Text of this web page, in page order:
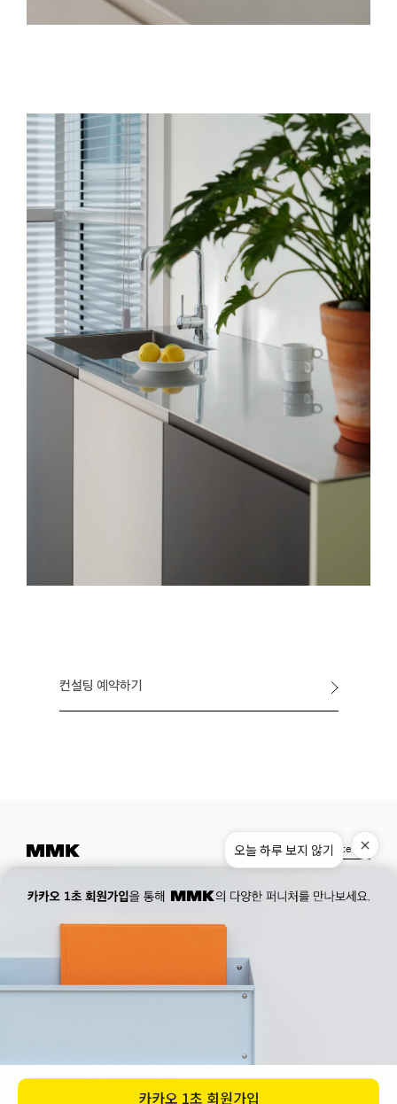
컨설팅 예약하기
대표자 : 박기민 사업자 등록번호 : 821-86-02281
ⓒ 2023. MMK all rights reserved
Museum. 02. 777. 5887 Office.02. 777. 5778
177, Duteopbawi-ro, Yongsan-gu, Seoul, Korea
Official : hello@mmk-seoul.com
Instagram Pinterest
오늘 하루 보지 않기
카카오 1초 회원가입